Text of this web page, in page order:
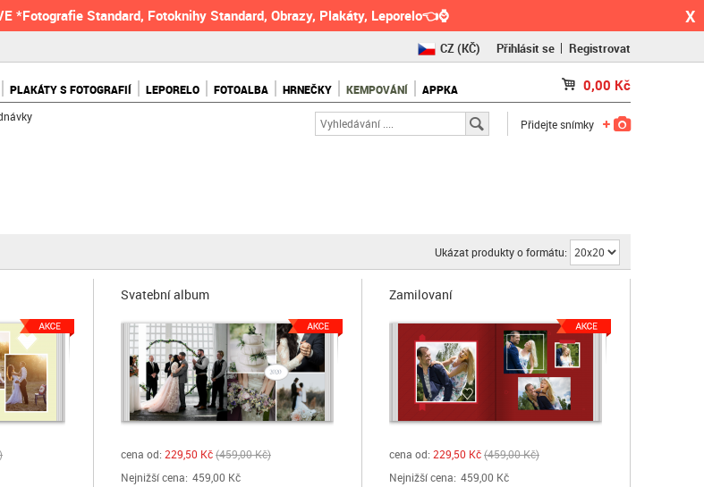
*Fotografie Standard, Fotoknihy Standard, Obrazy, Plakáty, Leporelo👈⌚ X
CZ(KČ)
RO(RON)
Přihlásit se Registrovat
PLAKÁTY S FOTOGRAFIÍ LEPORELO FOTOALBA HRNEČKY KEMPOVÁNÍ APPKA 0,00 Kč
Přidejte snímky
Ukázat produkty o formátu:
Svatební album
cena od: 229,50 Kč 459,00 Kč
Nejnižší cena: 459,00 Kč
Zamilovaní
cena od: 229,50 Kč 459,00 Kč
Nejnižší cena: 459,00 Kč